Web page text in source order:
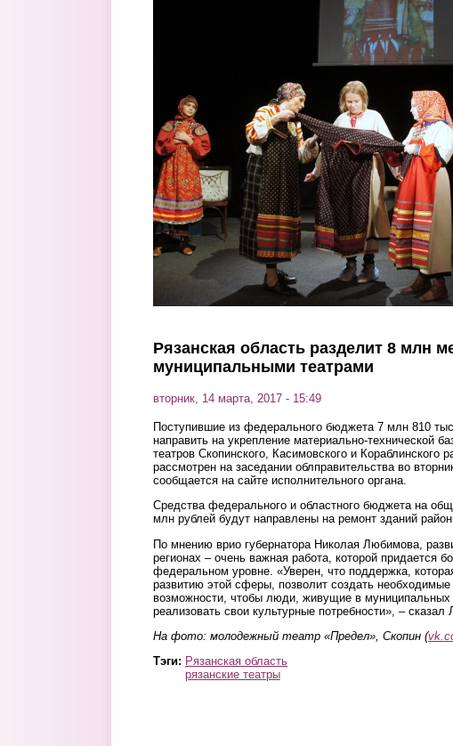
Рязанская область разделит 8 млн
муниципальными театрами
вторник, 14 марта, 2017 - 15:49
Поступившие из федерального бюджета 7 млн 810
направить на укрепление материально-технической
театров Скопинского, Касимовского и Кораблинского
рассмотрен на заседании облправительства во
сообщается на сайте исполнительного органа.
Средства федерального и областного бюджета на
млн рублей будут направлены на ремонт зданий
По мнению врио губернатора Николая Любимова,
регионах – очень важная работа, которой придается
федеральном уровне. «Уверен, что поддержка,
развитию этой сферы, позволит создать
возможности, чтобы люди, живущие в муниципальных
реализовать свои культурные потребности», – сказал
На фото: молодежный театр «Предел», Скопин (
Тэги: Рязанская область
рязанские театры